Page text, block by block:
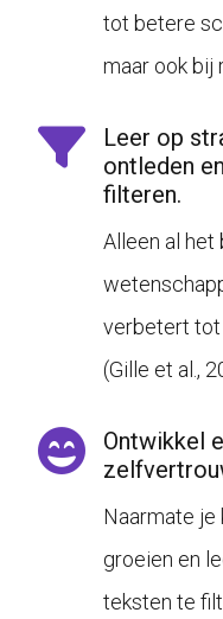
tot betere
maar ook bij
Leer op
ontleden
filteren.
Alleen al het
verbetert tot
(Gille et al.,
Ontwikkel
Naarmate je
groeien en
teksten te